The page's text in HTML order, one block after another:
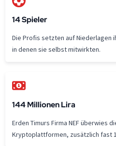
14 Spieler
Die Profis setzten auf Niederlagen
in denen sie selbst mitwirkten.
144 Millionen Lira
Erden Timurs Firma NEF überwies
Kryptoplattformen, zusätzlich fast